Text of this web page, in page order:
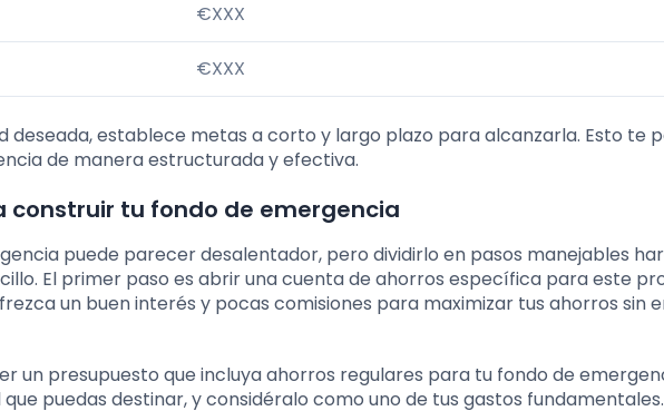
€XXX
€XXX
deseada, establece metas a corto y largo plazo para alcanzarla. Esto te
de manera estructurada y efectiva.
construir tu fondo de emergencia
puede parecer desalentador, pero dividirlo en pasos manejables
El primer paso es abrir una cuenta de ahorros específica para este
un buen interés y pocas comisiones para maximizar tus ahorros sin
un presupuesto que incluya ahorros regulares para tu fondo de
puedas destinar, y considéralo como uno de tus gastos fundamentales.